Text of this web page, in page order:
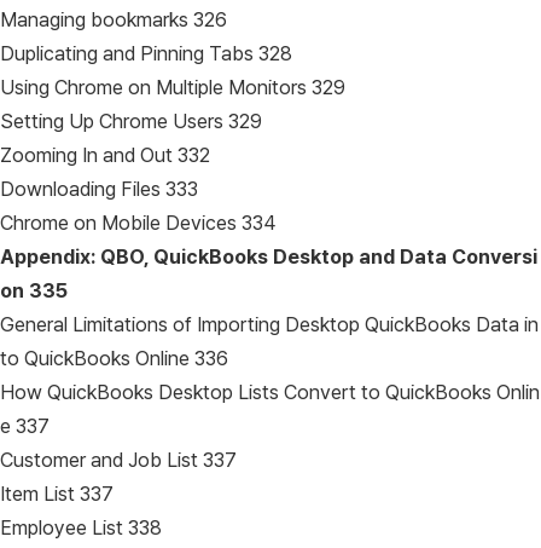
Managing bookmarks 326
Duplicating and Pinning Tabs 328
Using Chrome on Multiple Monitors 329
Setting Up Chrome Users 329
Zooming In and Out 332
Downloading Files 333
Chrome on Mobile Devices 334
Appendix: QBO, QuickBooks Desktop and Data Conversi
on 335
General Limitations of Importing Desktop QuickBooks Data in
to QuickBooks Online 336
How QuickBooks Desktop Lists Convert to QuickBooks Onlin
e 337
Customer and Job List 337
Item List 337
Employee List 338